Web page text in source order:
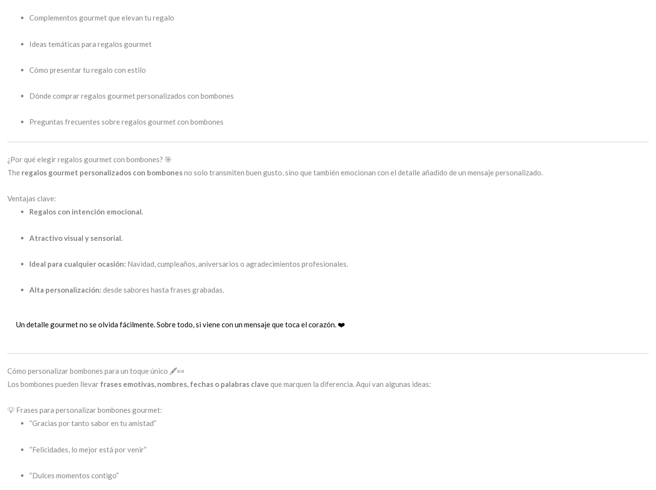
Complementos gourmet que elevan tu regalo
Ideas temáticas para regalos gourmet
Cómo presentar tu regalo con estilo
Dónde comprar regalos gourmet personalizados con bombones
Preguntas frecuentes sobre regalos gourmet con bombones
¿Por qué elegir regalos gourmet con bombones? 🎯
The regalos gourmet personalizados con bombonesno solo transmiten buen gusto, sino que también emocionan con el detalle añadido de un mensaje personalizado.
Ventajas clave:
Regalos con intención emocional.
Atractivo visual y sensorial.
Ideal para cualquier ocasión: Navidad, cumpleaños, aniversarios o agradecimientos profesionales.
Alta personalización: desde sabores hasta frases grabadas.
Un detalle gourmet no se olvida fácilmente. Sobre todo, si viene con un mensaje que toca el corazón. ❤️
Cómo personalizar bombones para un toque único 🖋️🍬
Los bombones pueden llevar frases emotivas, nombres, fechas o palabras clave que marquen la diferencia. Aquí van algunas ideas:
💡 Frases para personalizar bombones gourmet:
“Gracias por tanto sabor en tu amistad”
“Felicidades, lo mejor está por venir”
“Dulces momentos contigo”